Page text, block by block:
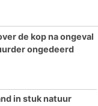
de kop na ongeval
ongedeerd
in stuk natuur